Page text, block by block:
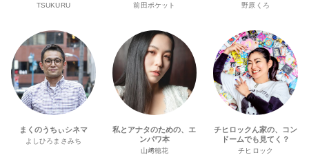
TSUKURU 前田ポケット 野原くろ
まくのうちぃシネマ
よしひろまさみち
私とアナタのための、エ
ンパワ本
山﨑穂花
チヒロックん家の、コン
ドームでも見てく？
チヒロック